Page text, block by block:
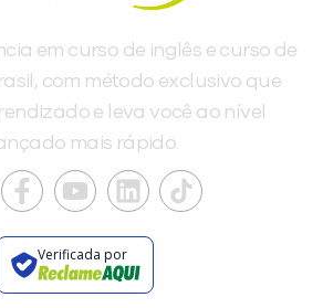
em curso de inglês e curso de
com método exclusivo que
e leva você ao nível
mais rápido.
Verificada por